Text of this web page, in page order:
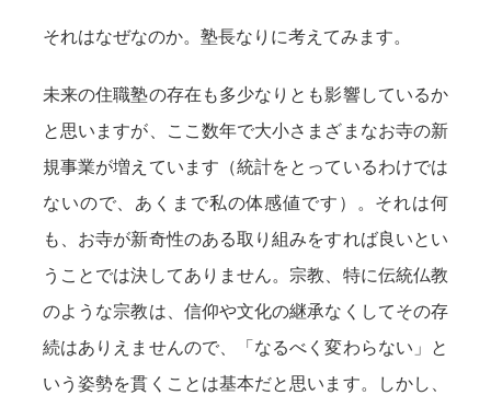
それはなぜなのか。塾長なりに考えてみます。
未来の住職塾の存在も多少なりとも影響しているか
と思いますが、ここ数年で大小さまざまなお寺の新
規事業が増えています（統計をとっているわけでは
ないので、あくまで私の体感値です）。それは何
も、お寺が新奇性のある取り組みをすれば良いとい
うことでは決してありません。宗教、特に伝統仏教
のような宗教は、信仰や文化の継承なくしてその存
続はありえませんので、「なるべく変わらない」と
いう姿勢を貫くことは基本だと思います。しかし、